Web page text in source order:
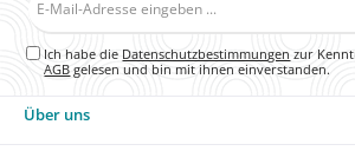
Ich habe die Datenschutzbestimmungen zur
AGB gelesen und bin mit ihnen einverstanden.
Über uns